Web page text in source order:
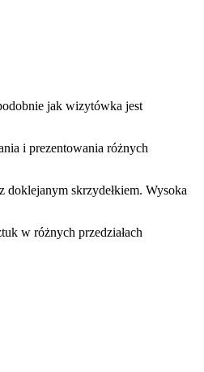
jak wizytówka jest
i prezentowania różnych
skrzydełkiem. Wysoka
w różnych przedziałach